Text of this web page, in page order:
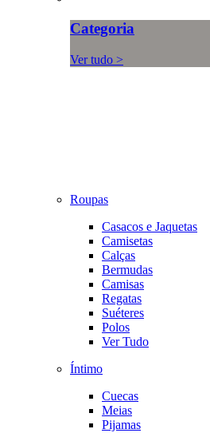
Categoria
Ver tudo >
Roupas
Casacos e Jaquetas
Camisetas
Calças
Bermudas
Camisas
Regatas
Suéteres
Polos
Ver Tudo
Íntimo
Cuecas
Meias
Pijamas